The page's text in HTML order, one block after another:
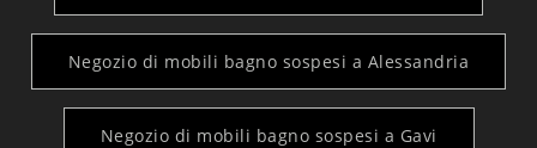
Negozio di mobili bagno sospesi a Alessandria
Negozio di mobili bagno sospesi a Gavi